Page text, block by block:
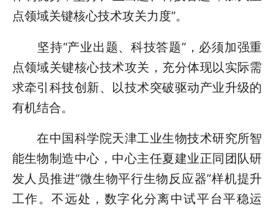
点领域关键核心技术攻关力度”。
坚持“产业出题、科技答题”，必须加强重
点领域关键核心技术攻关，充分体现以实际需
求牵引科技创新、以技术突破驱动产业升级的
有机结合。
在中国科学院天津工业生物技术研究所智
能生物制造中心，中心主任夏建业正同团队研
发人员推进“微生物平行生物反应器”样机提升
工作。不远处，数字化分离中试平台平稳运